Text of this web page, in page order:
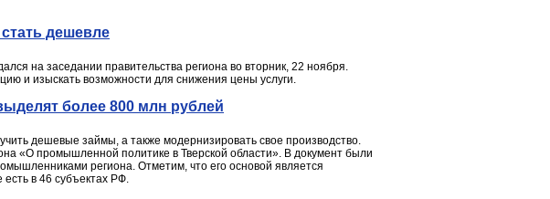
дешевле
на заседании правительства региона во вторник, 22 ноября.
и изыскать возможности для снижения цены услуги.
более 800 млн рублей
дешевые займы, а также модернизировать свое производство.
«О промышленной политике в Тверской области». В документ были
региона. Отметим, что его основой является
в 46 субъектах РФ.